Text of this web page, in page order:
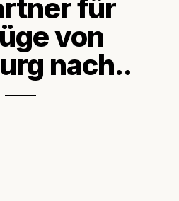
für
von
nach..